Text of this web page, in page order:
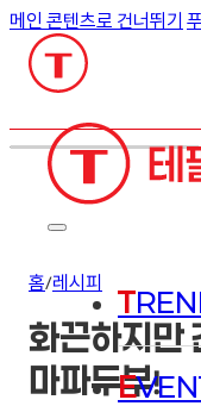
메인 콘텐츠로 건너뛰기
T
E
홈/레시피
화끈하지만
마파두부!